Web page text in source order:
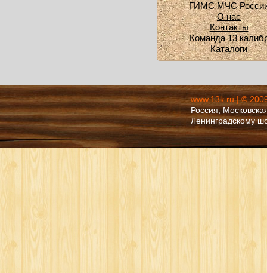
ГИМС МЧС
О нас
Контакты
Команда 13
Каталоги
www.13k.ru | ©
Россия,
Ленинградскому